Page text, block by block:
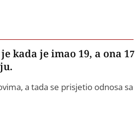
kada je imao 19, a ona 17
a tada se prisjetio odnosa sa